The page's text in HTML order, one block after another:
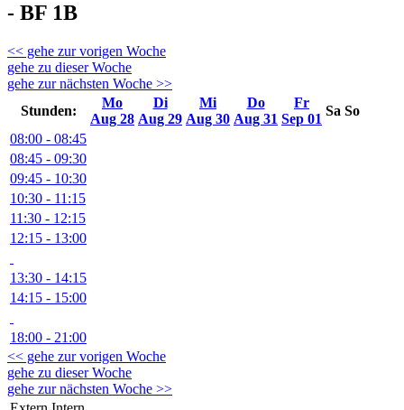
- BF 1B
<< gehe zur vorigen Woche
gehe zu dieser Woche
gehe zur nächsten Woche >>
Stunden:
Mo
Aug 28
Di
Aug 29
Mi
Aug 30
Do
Aug 31
Fr
Sep 01
Sa So
08:00 - 08:45
08:45 - 09:30
09:45 - 10:30
10:30 - 11:15
11:30 - 12:15
12:15 - 13:00
13:30 - 14:15
14:15 - 15:00
18:00 - 21:00
<< gehe zur vorigen Woche
gehe zu dieser Woche
gehe zur nächsten Woche >>